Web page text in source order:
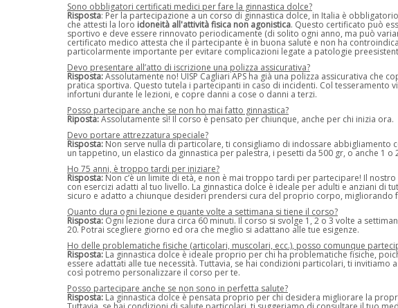
Sono obbligatori certificati medici per fare la ginnastica dolce?
Risposta: Per la partecipazione a un corso di ginnastica dolce, in Italia è
che attesti la loro idoneità all'attività fisica non agonistica. Questo certificato può
sportivo e deve essere rinnovato periodicamente (di solito ogni anno, ma può
certificato medico attesta che il partecipante è in buona salute e non ha
particolarmente importante per evitare complicazioni legate a patologie
Devo presentare all’atto di iscrizione una polizza assicurativa?
Risposta:Assolutamente no! UISP Cagliari APS ha già una polizza assicurativa che
pratica sportiva. Questo tutela i partecipanti in caso di incidenti. Col tesseramento
infortuni durante le lezioni, e copre danni a cose o danni a terzi.
Posso partecipare anche se non ho mai fatto ginnastica?
Riposta:Assolutamente sì! Il corso è pensato per chiunque, anche per chi inizia ora.
Devo portare attrezzatura speciale?
Risposta: Non serve nulla di particolare, ti consigliamo di indossare abbigliamento
un tappetino, un elastico da ginnastica per palestra, i pesetti da 500 gr, o anche 1 o
Ho 75 anni, è troppo tardi per iniziare?
Risposta: Non c’è un limite di età, e non è mai troppo tardi per partecipare! Il
con esercizi adatti al tuo livello. La ginnastica dolce è ideale per adulti e anziani di
sicuro e adatto a chiunque desideri prendersi cura del proprio corpo, migliorando
Quanto dura ogni lezione e quante volte a settimana si tiene il corso?
Risposta: Ogni lezione dura circa 60 minuti. Il corso si svolge 1, 2 o 3 volte a
20. Potrai scegliere giorno ed ora che meglio si adattano alle tue esigenze.
Ho delle problematiche fisiche (articolari, muscolari, ecc.), posso comunque
Risposta:La ginnastica dolce è ideale proprio per chi ha problematiche fisiche,
essere adattati alle tue necessità. Tuttavia, se hai condizioni particolari, ti
così potremo personalizzare il corso per te.
Posso partecipare anche se non sono in perfetta salute?
Risposta: La ginnastica dolce è pensata proprio per chi desidera migliorare la